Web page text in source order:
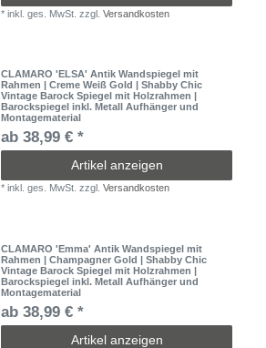
*inkl. ges. MwSt. zzgl.Versandkosten
CLAMARO 'ELSA' Antik Wandspiegel mit
Rahmen | Creme Weiß Gold | Shabby Chic
Vintage Barock Spiegel mit Holzrahmen |
Barockspiegel inkl. Metall Aufhänger und
Montagematerial
ab 38,99 € *
Artikel anzeigen
*inkl. ges. MwSt. zzgl.Versandkosten
CLAMARO 'Emma' Antik Wandspiegel mit
Rahmen | Champagner Gold | Shabby Chic
Vintage Barock Spiegel mit Holzrahmen |
Barockspiegel inkl. Metall Aufhänger und
Montagematerial
ab 38,99 € *
Artikel anzeigen